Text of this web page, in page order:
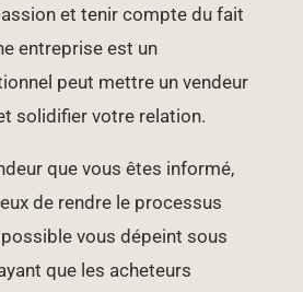
et tenir compte du fait
entreprise est un
peut mettre un vendeur
solidifier votre relation.
que vous êtes informé,
de rendre le processus
vous dépeint sous
que les acheteurs